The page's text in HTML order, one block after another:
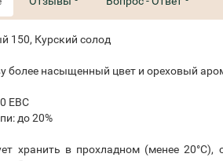
150, Курский солод
более насыщенный цвет и ореховый
ЕВС
до 20%
хранить в прохладном (менее